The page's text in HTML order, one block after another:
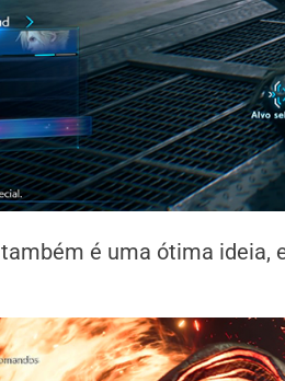
também é uma ótima ideia,